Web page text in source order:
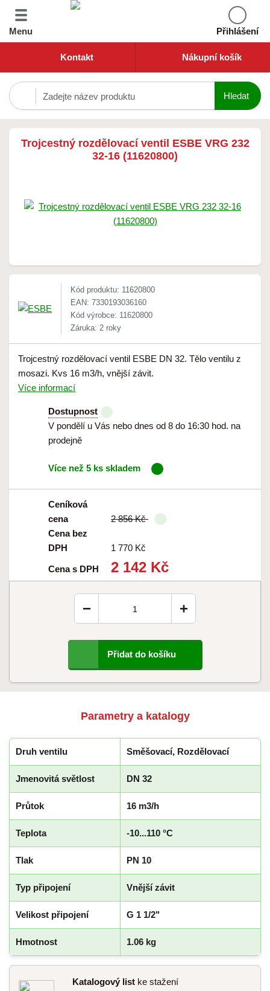
Menu Přihlášení
Kontakt Nákupní košík
Trojcestný rozdělovací ventil ESBE VRG 232
32-16 (11620800)
Kód produktu: 11620800
EAN: 7330193036160
Kód výrobce: 11620800
Záruka: 2 roky
Trojcestný rozdělovací ventil ESBE DN 32. Tělo ventilu z
mosazi. Kvs 16 m3/h, vnější závit.
Více informací
Dostupnost
V pondělí u Vás nebo dnes od 8 do 16:30 hod. na
prodejně
Více než 5 ks skladem
Ceníková
cena
2 856 Kč
Cena bez
DPH
1 770 Kč
Cena s DPH 2 142 Kč
+
−
Přidat do košíku
Parametry a katalogy
Druh ventilu Směšovací, Rozdělovací
Jmenovitá světlost DN 32
Průtok 16 m3/h
Teplota -10...110 °C
Tlak PN 10
Typ připojení Vnější závit
Velikost připojení G 1 1/2"
Hmotnost 1.06 kg
Katalogový list ke stažení